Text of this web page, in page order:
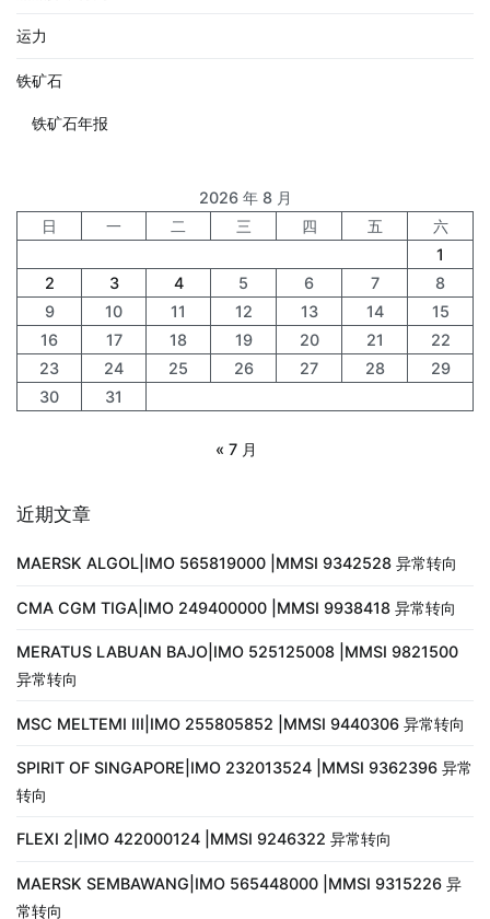
运力
铁矿石
铁矿石年报
2026 年 8 月
日
一 二 三 四 五
六
1
2
3 4 5 6 7
8
9
10 11 12 13 14
15
16
17 18 19 20 21
22
23
24 25 26 27 28
29
30
31
« 7 月
近期文章
MAERSK ALGOL|IMO 565819000 |MMSI 9342528 异常转向
CMA CGM TIGA|IMO 249400000 |MMSI 9938418 异常转向
MERATUS LABUAN BAJO|IMO 525125008 |MMSI 9821500
异常转向
MSC MELTEMI III|IMO 255805852 |MMSI 9440306 异常转向
SPIRIT OF SINGAPORE|IMO 232013524 |MMSI 9362396 异常
转向
FLEXI 2|IMO 422000124 |MMSI 9246322 异常转向
MAERSK SEMBAWANG|IMO 565448000 |MMSI 9315226 异
常转向